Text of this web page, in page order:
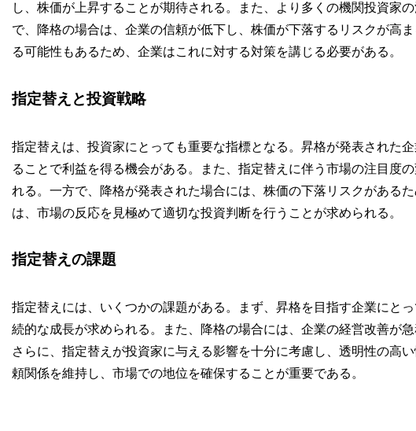
し、株価が上昇することが期待される。また、より多くの機関投資家
で、降格の場合は、企業の信頼が低下し、株価が下落するリスクが高
る可能性もあるため、企業はこれに対する対策を講じる必要がある。
指定替えと投資戦略
指定替えは、投資家にとっても重要な指標となる。昇格が発表された
ることで利益を得る機会がある。また、指定替えに伴う市場の注目度
れる。一方で、降格が発表された場合には、株価の下落リスクがある
は、市場の反応を見極めて適切な投資判断を行うことが求められる。
指定替えの課題
指定替えには、いくつかの課題がある。まず、昇格を目指す企業にと
続的な成長が求められる。また、降格の場合には、企業の経営改善が
さらに、指定替えが投資家に与える影響を十分に考慮し、透明性の高
頼関係を維持し、市場での地位を確保することが重要である。